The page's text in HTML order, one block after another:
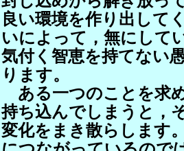
良い環境を作り出して
いによって，無にして
気付く智恵を持てない
ります。
ある一つのことを求
持ち込んでしまうと，
変化をまき散らします